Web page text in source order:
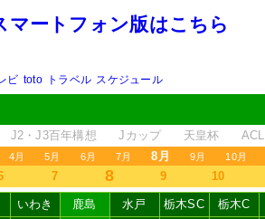
マートフォン版はこちら
ビ toto トラベル スケジュール
J2・J3百年構想 Jカップ 天皇杯 ACL
4月 5月 6月 7月 8月 9月 10月
7 8 9 10
いわき 鹿島 水戸 栃木SC 栃木C